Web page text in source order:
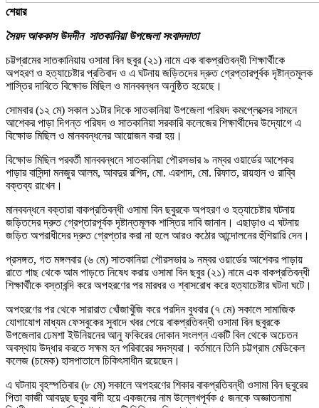
শেয়ার
সৈয়দ আককাস উদদীন সাতকানিয়া উপজেলা সংবাদদাতা
চট্টগ্রামের সাতকানিয়ায় ওসামা বিন ছবুর (২১) নামে এক বাকপ্রতিবন্ধী শিক্ষার্থীকে
অপহরণ ও হত্যাচেষ্টার প্রতিবাদ ও এ ঘটনায় জড়িতদের দ্রুত গ্রেপ্তারপূর্বক দৃষ্টান্তমূলক
শাস্তির দাবিতে বিক্ষোভ মিছিল ও মানববন্ধন অনুষ্ঠিত হয়েছে।
সোমবার (১২ মে) সকাল ১১টার দিকে সাতকানিয়া উপজেলা পরিষদ কমপ্লেক্সের সামনে
আশেকর পাড়া দিগন্ত পরিষদ ও সাতকানিয়া সরকারি কলেজের শিক্ষার্থীদের উদ্যোগে এ
বিক্ষোভ মিছিল ও মানববন্ধনের আয়োজন করা হয়।
বিক্ষোভ মিছিল পরবর্তী মানববন্ধনে সাতকানিয়া পৌরসভার ৯ নম্বর ওয়ার্ডের আশেকর
পাড়ার বাসিন্দা মনজুর আলম, আবদুর রশিদ, মো. এরশাদ, মো. রিফাত, রায়হান ও রাব্বি
বক্তব্য রাখেন।
মানববন্ধনে বক্তারা বাকপ্রতিবন্ধী ওসামা বিন ছবুরকে অপহরণ ও হত্যাচেষ্টার ঘটনায়
জড়িতদের দ্রুত গ্রেপ্তারপূর্বক দৃষ্টান্তমূলক শাস্তির দাবি জানান। এছাড়াও এ ঘটনায়
জড়িত অপরাধীদের দ্রুত গ্রেপ্তার করা না হলে আরও কঠোর আন্দোলনের হুঁশিয়ারি দেন।
প্রসঙ্গত, গত মঙ্গলবার (৬ মে) সাতকানিয়া পৌরসভার ৯ নম্বর ওয়ার্ডের আশেকর পাড়ায়
রাতে গাছ থেকে আম পাড়তে নিষেধ করায় ওসামা বিন ছবুর (২১) নামে এক বাকপ্রতিবন্ধী
শিক্ষার্থীকে বস্তাবন্দি করে অপহরণের পর মারধর ও শ্বাসরোধ করে হত্যাচেষ্টার ঘটনা ঘটে।
অপহরণের পর থেকে সারারাত খোঁজাখুঁজি করে পরদিন বুধবার (৭ মে) সকালে সামাজিক
যোগাযোগ মাধ্যম ফেসবুকের সুবাদে খবর পেয়ে বাকপ্রতিবন্ধী ওসামা বিন ছবুরকে
উপজেলার ঢেমশা ইউনিয়নের আনু ফকিরের দোকান সংলগ্ন একটি বিল থেকে অচেতন
অবস্থায় উদ্ধার করতে সক্ষম হন পরিবারের সদস্যরা। বর্তমানে তিনি চট্টগ্রাম মেডিকেল
কলেজ (চমেক) হাসপাতালে চিকিৎসাধীন রয়েছেন।
এ ঘটনায় বৃহস্পতিবার (৮ মে) সকালে অপহরণের শিকার বাকপ্রতিবন্ধী ওসামা বিন ছবুরের
পিতা কাজী আবদুছ ছবুর বাদী হয়ে একজনের নাম উল্লেখপূর্বক ৫ জনকে অজ্ঞাতনামা